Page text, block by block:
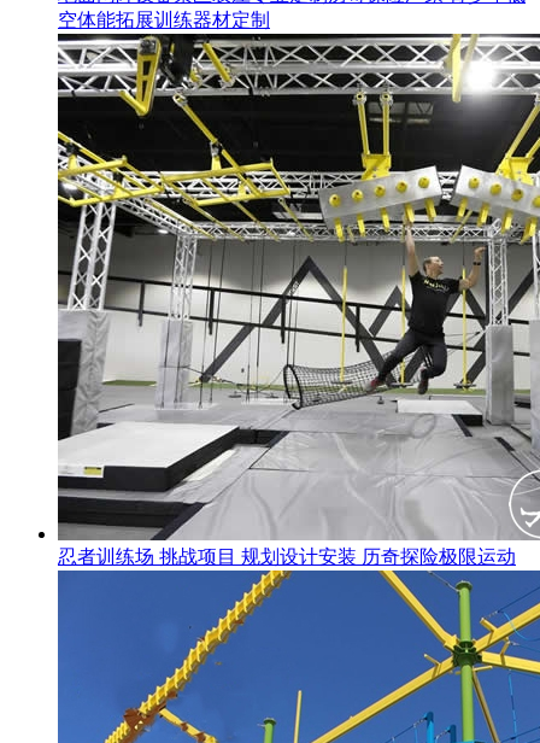
空体能拓展训练器材定制
忍者训练场 挑战项目 规划设计安装 历奇探险极限运动